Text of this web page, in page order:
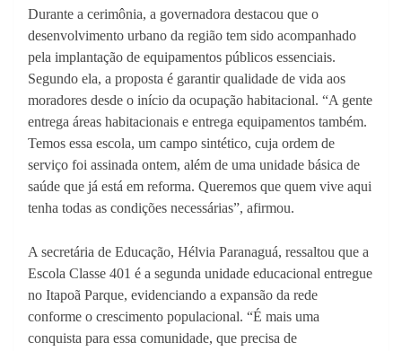
Durante a cerimônia, a governadora destacou que o
desenvolvimento urbano da região tem sido acompanhado
pela implantação de equipamentos públicos essenciais.
Segundo ela, a proposta é garantir qualidade de vida aos
moradores desde o início da ocupação habitacional. “A gente
entrega áreas habitacionais e entrega equipamentos também.
Temos essa escola, um campo sintético, cuja ordem de
serviço foi assinada ontem, além de uma unidade básica de
saúde que já está em reforma. Queremos que quem vive aqui
tenha todas as condições necessárias”, afirmou.
A secretária de Educação, Hélvia Paranaguá, ressaltou que a
Escola Classe 401 é a segunda unidade educacional entregue
no Itapoã Parque, evidenciando a expansão da rede
conforme o crescimento populacional. “É mais uma
conquista para essa comunidade, que precisa de